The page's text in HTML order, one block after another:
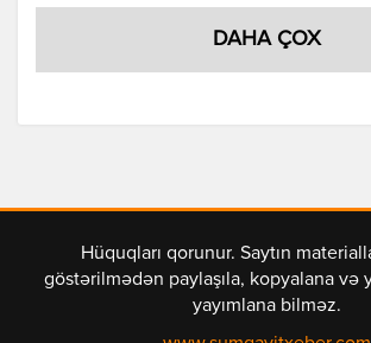
DAHA ÇOX
Hüquqları qorunur. Saytın
göstərilmədən paylaşıla, kopyalana və
yayımlana bilməz.